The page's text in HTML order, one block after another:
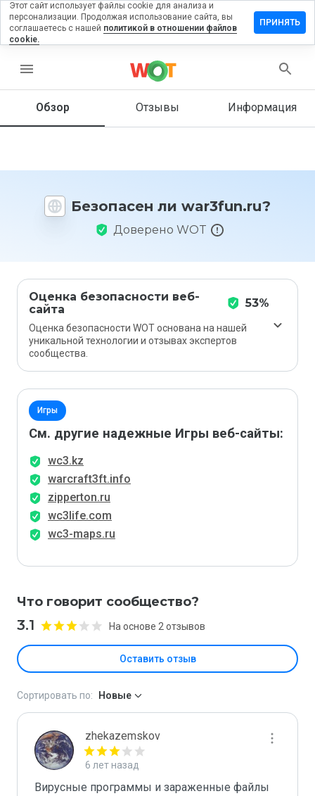
menu
Обзор Отзывы Информация
Безопасен ли war3fun.ru?
Доверено WOT
Оценка безопасности веб-
сайта
53%
Оценка безопасности WOT основана на нашей
уникальной технологии и отзывах экспертов
сообщества.
Игры
См. другие надежные Игры веб-сайты:
wc3.kz
warcraft3ft.info
zipperton.ru
wc3life.com
wc3-maps.ru
Что говорит сообщество?
3.1 На основе 2 отзывов
Оставить отзыв
на
Как бы
этот
1 до 5?
Сортировать по: Новые
zhekazemskov
6 лет назад
Вирусные программы и зараженные файлы
Этот сайт использует файлы cookie для анализа и
персонализации. Продолжая использование сайта, вы
соглашаетесь с нашей политикой в отношении файлов
cookie.
ПРИНЯТЬ